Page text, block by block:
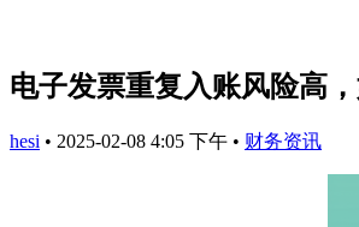
电子发票重复入账风险高
hesi • 2025-02-08 4:05 下午 • 财务资讯